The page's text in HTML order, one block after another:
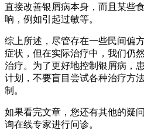
直接改善银屑病本身，而且某些
响，例如引起过敏等。
综上所述，尽管存在一些民间偏
症状，但在实际治疗中，我们仍
治疗。为了更好地控制银屑病，
计划，不要盲目尝试各种治疗方
制。
如果看完文章，您还有其他的疑
询在线专家进行问诊。